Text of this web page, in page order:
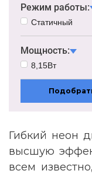
Режим работы:
Статичный
Мощность:
8,15Вт
Гибкий неон
высшую
всем